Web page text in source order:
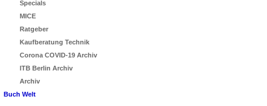
Specials
MICE
Ratgeber
Kaufberatung Technik
Corona COVID-19 Archiv
ITB Berlin Archiv
Archiv
Buch Welt